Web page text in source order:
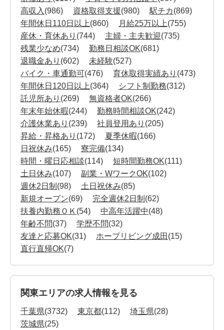
高収入 (986) 資格取得支援(980) 駅チカ(869)
年間休日110日以上(860) 月給25万以上(755)
産休・育休あり (744) 主婦・主夫歓迎(735)
残業少なめ(734) 勤務日相談OK(681)
退職金あり (602) 未経験(527)
バイク・車通勤可(476) 育休取得実績あり (473)
年間休日120日以上(364) シフト制勤務(312)
託児所あり (269) 無資格者OK(266)
年末年始休暇(244) 勤務時間相談OK(242)
介護休業あり (239) 社員登用あり (205)
昇給・昇格あり (172) 夏季休暇(166)
日祝休み(165) 寮完備(134)
時間・曜日応相談(114) 短時間勤務OK(111)
土日休み(107) 副業・WワークOK(102)
週休2日制 (98) 土日祝休み(85)
新規オープン(69) 完全週休2日制 (62)
扶養内勤務ＯＫ (54) 中高年活躍中(48)
年齢不問(37) 学歴不問(32)
友達と応募OK(31) ホープリビング成田 (15)
直行直帰OK(7)
関東エリアの求人情報を見る
千葉県(3732) 東京都(112) 埼玉県(28)
茨城県(25)